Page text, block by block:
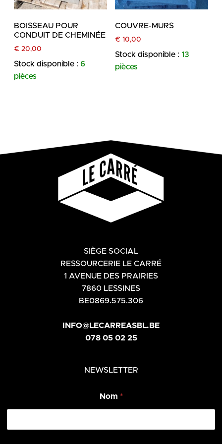
BOISSEAU POUR
CONDUIT DE CHEMINÉE
€ 20,00
Stock disponible : 6
pièces
COUVRE-MURS
€ 10,00
Stock disponible : 13
pièces
SIÈGE SOCIAL
RESSOURCERIE LE CARRÉ
1 AVENUE DES PRAIRIES
7860 LESSINES
BE0869.575.306
INFO@LECARREASBL.BE
078 05 02 25
NEWSLETTER
E
m
Nom *